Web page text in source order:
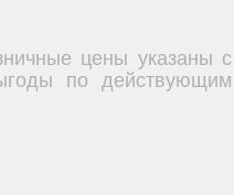
цены указаны с
по действующим